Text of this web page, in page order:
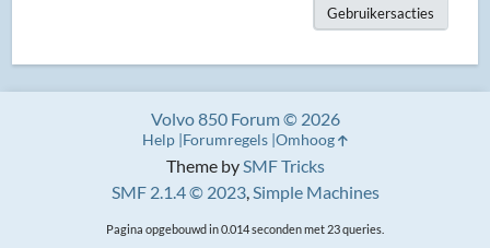
Gebruikersacties
Theme bySMF Tricks
SMF 2.1.4 © 2023,Simple Machines
Volvo 850 Forum © 2026
Help Forumregels Omhoog
Pagina opgebouwd in 0.014 seconden met 23 queries.